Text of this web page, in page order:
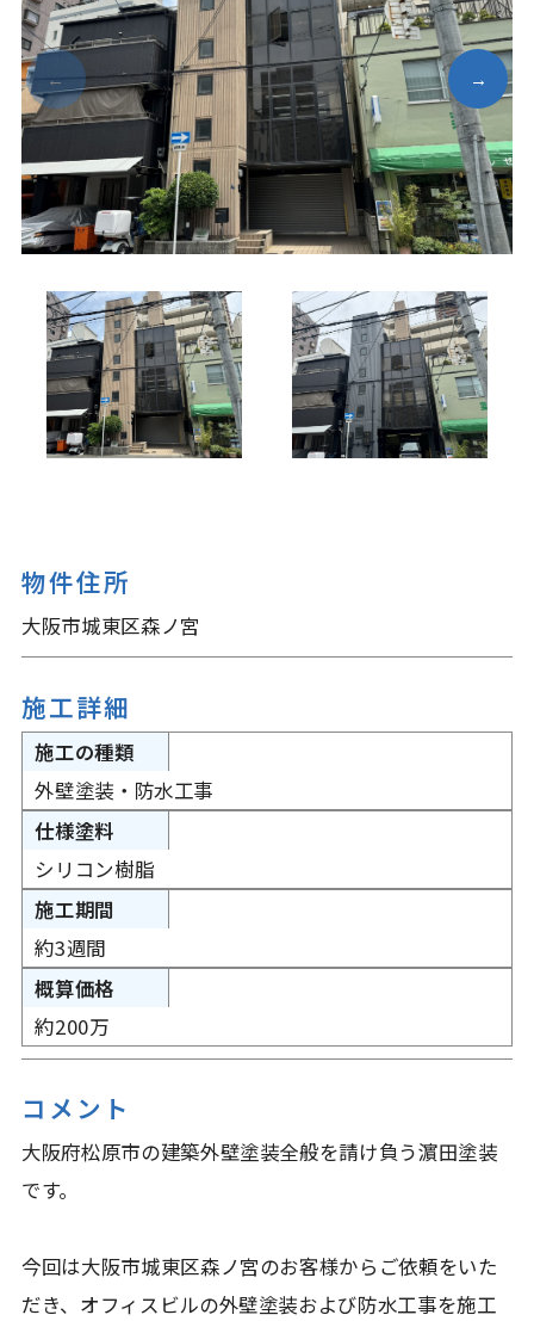
物件住所
大阪市城東区森ノ宮
施工詳細
施工の種類
外壁塗装・防水工事
仕様塗料
シリコン樹脂
施工期間
約3週間
概算価格
約200万
コメント
大阪府松原市の建築外壁塗装全般を請け負う濵田塗装
です。
今回は大阪市城東区森ノ宮のお客様からご依頼をいた
だき、オフィスビルの外壁塗装および防水工事を施工